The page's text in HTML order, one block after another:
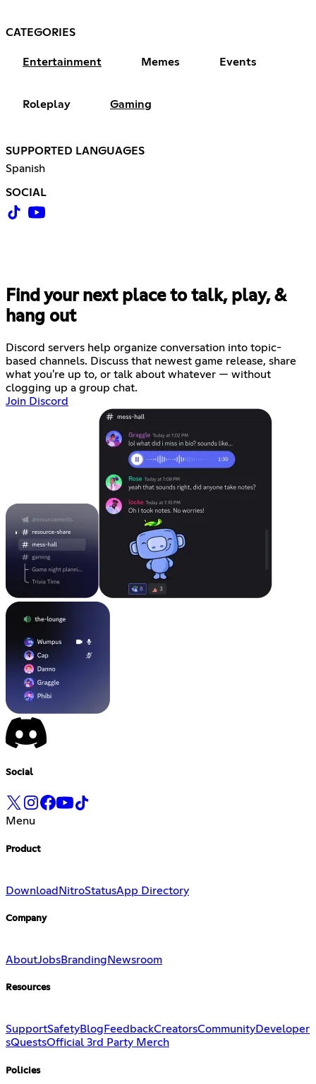
CATEGORIES
Entertainment Memes Events
Roleplay Gaming
SUPPORTED LANGUAGES
Spanish
SOCIAL
Find your next place to talk, play, &
hang out
Discord servers help organize conversation into topic-
based channels. Discuss that newest game release, share
what you're up to, or talk about whatever — without
clogging up a group chat.
Join Discord
Social
Menu
Product
Download NitroStatusApp Directory
Company
AboutJobsBranding Newsroom
Resources
SupportSafetyBlog FeedbackCreatorsCommunityDeveloper
sQuestsOfficial 3rd Party Merch
Policies